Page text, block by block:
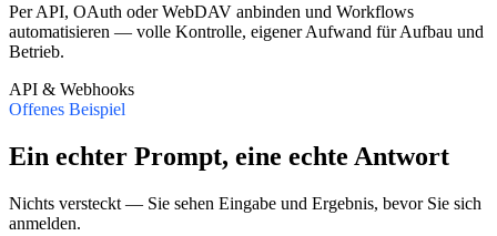
Per API, OAuth oder WebDAV anbinden und Workflows
automatisieren — volle Kontrolle, eigener Aufwand für Aufbau und
Betrieb.
API & Webhooks
Offenes Beispiel
Ein echter Prompt, eine echte Antwort
Nichts versteckt — Sie sehen Eingabe und Ergebnis, bevor Sie sich
anmelden.